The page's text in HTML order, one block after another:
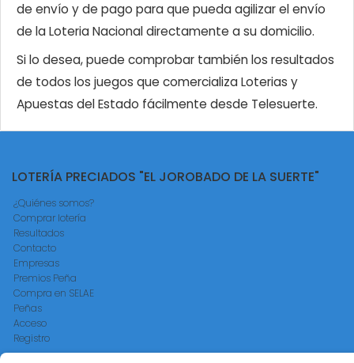
de envío y de pago para que pueda agilizar el envío
de la Loteria Nacional directamente a su domicilio.
Si lo desea, puede comprobar también los resultados
de todos los juegos que comercializa Loterias y
Apuestas del Estado fácilmente desde Telesuerte.
LOTERÍA PRECIADOS "EL JOROBADO DE LA SUERTE"
¿Quiénes somos?
Comprar lotería
Resultados
Contacto
Empresas
Premios Peña
Compra en SELAE
Peñas
Acceso
Registro